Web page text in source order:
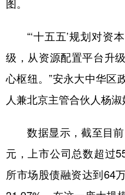
“‘十五五’规划对资
级，从资源配置平台升
心枢纽。”安永大中华区
人兼北京主管合伙人杨淑
数据显示，截至目前
元，上市公司总数超过
所市场股债融资达到64